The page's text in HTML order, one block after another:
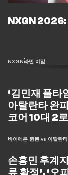
NXGN 2026:
NXGN라민 야말
‘김민재 풀타
아탈란타 완
코어 10대 2
바이에른 뮌헨 vs 아탈란타
손흥민 후계